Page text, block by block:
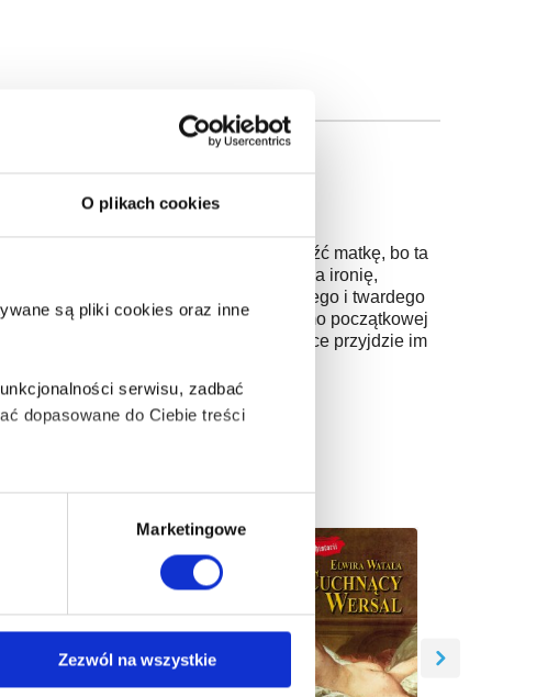
O plikach cookies
są pliki cookies oraz inne
serwisu, zadbać
dopasowane do Ciebie treści
- są także takie, które wymagają
Marketingowe
Zezwól na wszystkie
nie ma czasu na żałobę, musi odnaleźć matkę, bo ta
klubu motocyklowego Blasted. Jak na ironię,
tam również Shade’a, przystojnego i twardego
się zmienia, kiedy poznaje Mayę. Mimo początkowej
nie trwa wiecznie, o czym już wkrótce przyjdzie im
dziewczynę…